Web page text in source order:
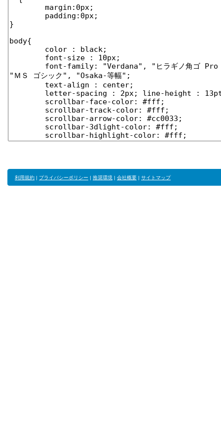
利用規約 | プライバシーポリシー | 推奨環境 | 会社概要 | サイトマップ